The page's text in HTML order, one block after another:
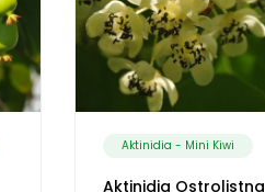
Aktinidia - Mini Kiwi
Aktinidia Ostrolistna